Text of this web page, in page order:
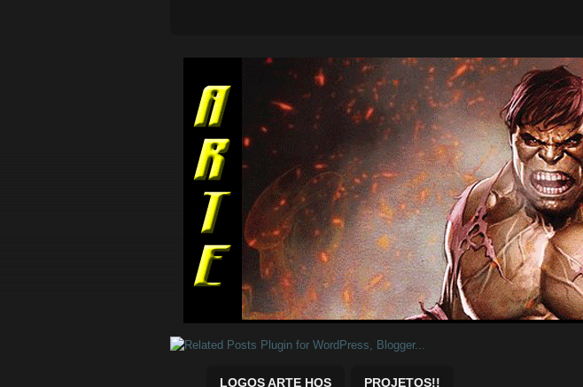
Quadrinhos Marvel e DC para baixar.
LOGOS ARTE HQS PROJETOS!!